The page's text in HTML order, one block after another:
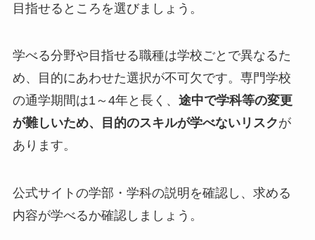
目指せるところを選びましょう。
学べる分野や目指せる職種は学校ごとで異なるた
め、目的にあわせた選択が不可欠です。専門学校
の通学期間は1～4年と長く、 途中で学科等の変更
が難しいため、目的のスキルが学べないリスクが
あります。
公式サイトの学部・学科の説明を確認し、求める
内容が学べるか確認しましょう。